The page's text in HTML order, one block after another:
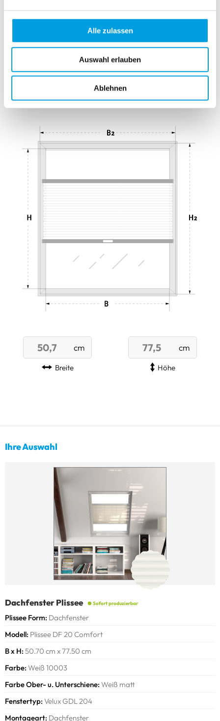
Alle zulassen
Auswahl erlauben
Ablehnen
Hersteller
Breite Höhe
Ihre Auswahl
Dachfenster Plissee Sofort produzierbar
Plissee Form Dachfenster
Modell Plissee DF 20 Comfort
B x H 50.70 cm x 77.50 cm
Farbe Weiß 10003
Farbe Ober- u. Unterschiene Weiß matt
Fenstertyp Velux GDL 204
Montageart Dachfenster